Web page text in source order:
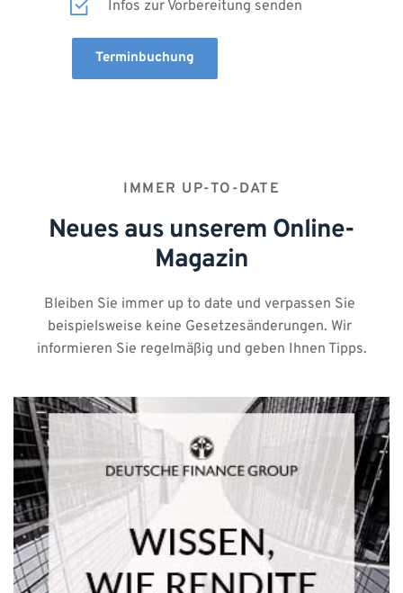
Infos zur Vorbereitung senden
Terminbuchung
IMMER UP-TO-DATE
Neues aus unserem Online-
Magazin
Bleiben Sie immer up to date und verpassen Sie
beispielsweise keine Gesetzesänderungen. Wir
informieren Sie regelmäßig und geben Ihnen Tipps.